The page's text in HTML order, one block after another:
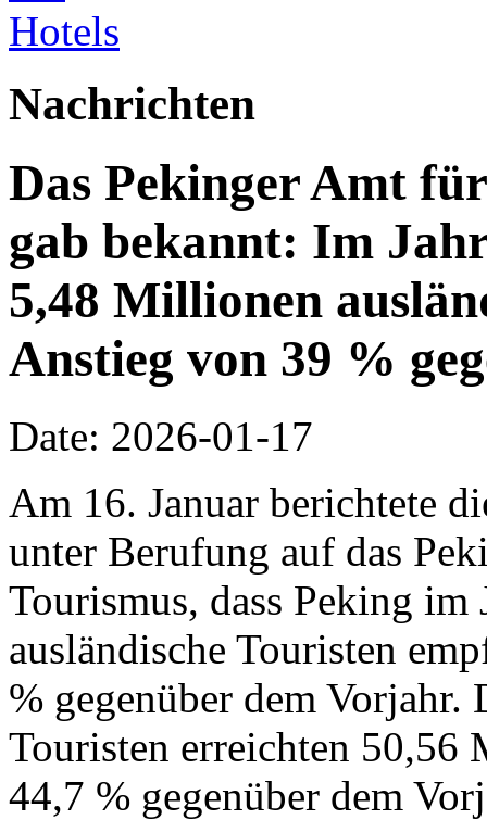
Nachrichten
Das Pekinger Amt
gab bekannt: Im
5,48 Millionen
Anstieg von 39 %
Date: 2026-01-17
Am 16. Januar berichtete
unter Berufung auf das
Tourismus, dass Peking
ausländische Touristen
% gegenüber dem Vorjahr.
Touristen erreichten 50,56
44,7 % gegenüber dem